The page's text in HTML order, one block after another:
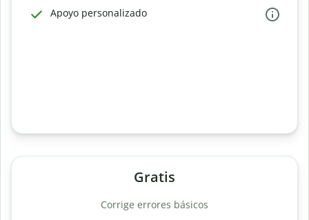
Apoyo personalizado
Gratis
Corrige errores básicos